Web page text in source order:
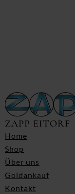
ZAPP EITORF
Home
Shop
Über uns
Goldankauf
Kontakt